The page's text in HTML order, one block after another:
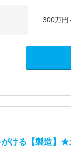
300万円
ける【製造】